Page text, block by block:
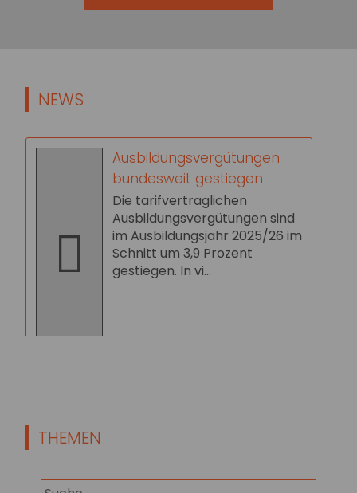
NEWS
Ausbildungsvergütungen
bundesweit gestiegen
Die tarifvertraglichen
Ausbildungsvergütungen sind
im Ausbildungsjahr 2025/26 im
Schnitt um 3,9 Prozent
gestiegen. In vi...
THEMEN